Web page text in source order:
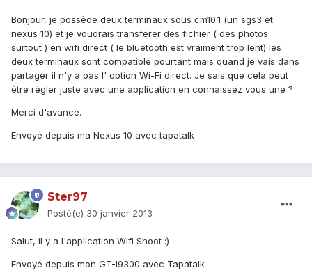
Bonjour, je possède deux terminaux sous cm10.1 (un sgs3 et
nexus 10) et je voudrais transférer des fichier ( des photos
surtout ) en wifi direct ( le bluetooth est vraiment trop lent) les
deux terminaux sont compatible pourtant mais quand je vais dans
partager il n'y a pas l' option Wi-Fi direct. Je sais que cela peut
être régler juste avec une application en connaissez vous une ?
Merci d'avance.
Envoyé depuis ma Nexus 10 avec tapatalk
Ster97
Posté(e) 30 janvier 2013
Salut, il y a l'application Wifi Shoot :)
Envoyé depuis mon GT-I9300 avec Tapatalk